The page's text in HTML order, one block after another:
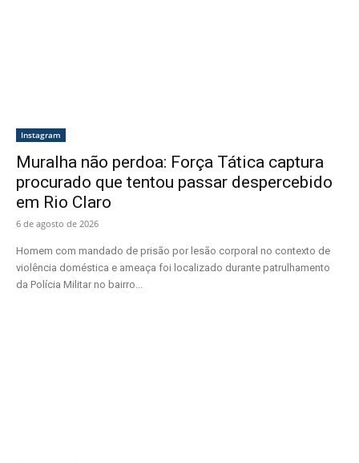
Instagram
Muralha não perdoa: Força Tática captura
procurado que tentou passar despercebido
em Rio Claro
6 de agosto de 2026
Homem com mandado de prisão por lesão corporal no contexto de
violência doméstica e ameaça foi localizado durante patrulhamento
da Polícia Militar no bairro...